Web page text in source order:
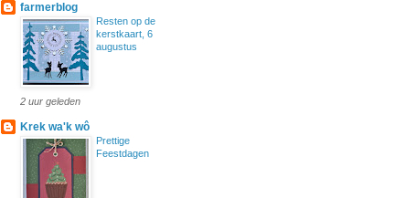
farmerblog
Resten op de
kerstkaart, 6
augustus
2 uur geleden
Krek wa'k wô
Prettige
Feestdagen